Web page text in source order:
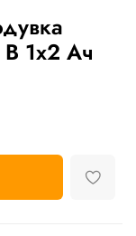
1x2 Ач